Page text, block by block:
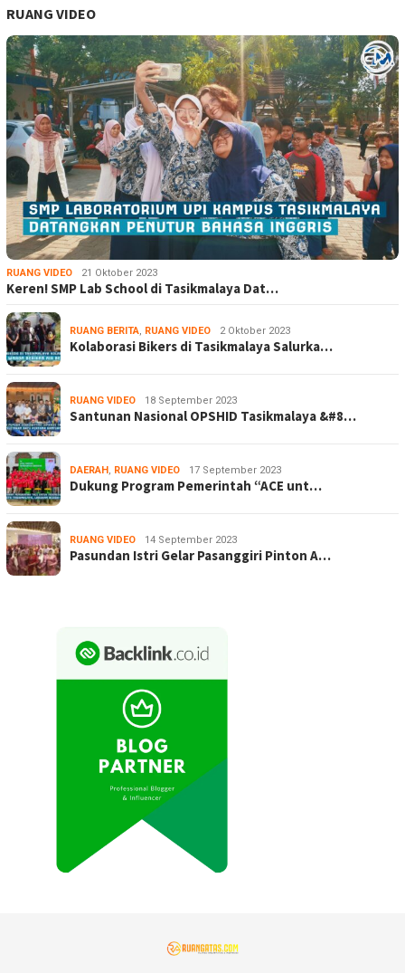
RUANG VIDEO
RUANG VIDEO 21 Oktober 2023
Keren! SMP Lab School di Tasikmalaya Dat…
RUANG BERITA, RUANG VIDEO 2 Oktober 2023
Kolaborasi Bikers di Tasikmalaya Salurka…
RUANG VIDEO 18 September 2023
Santunan Nasional OPSHID Tasikmalaya &#8…
DAERAH , RUANG VIDEO 17 September 2023
Dukung Program Pemerintah “ACE unt…
RUANG VIDEO 14 September 2023
Pasundan Istri Gelar Pasanggiri Pinton A…